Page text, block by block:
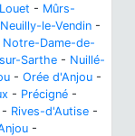
- Mûrs-
Neuilly-le-Vendin -
Notre-Dame-de-
Sarthe - Nuillé-
- Orée d'Anjou -
- Précigné -
- Rives-d'Autise -
-